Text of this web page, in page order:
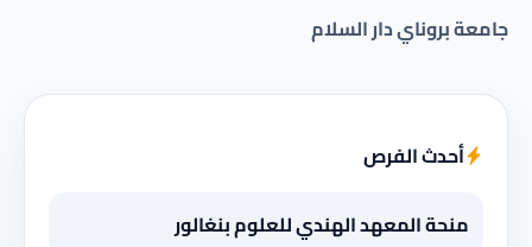
جامعة بروناي دار السلام
أحدث الفرص
منحة المعهد الهندي للعلوم بنغالور